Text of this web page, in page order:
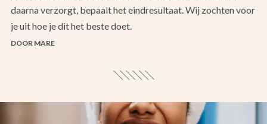
daarna verzorgt, bepaalt het eindresultaat. Wij zochten voor
je uit hoe je dit het beste doet.
DOOR MARE